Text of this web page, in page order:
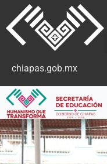
chiapas.gob.mx